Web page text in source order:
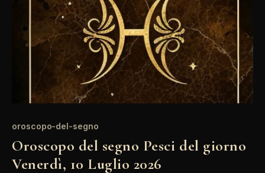
oroscopo-del-segno
Oroscopo del segno Pesci del giorno
Venerdì, 10 Luglio 2026